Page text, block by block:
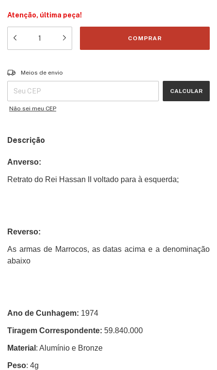
Atenção, última peça!
Entregas para o CEP:
Meios de envio
CALCULAR
Não sei meu CEP
Descrição
Anverso:
Retrato do Rei Hassan II voltado para à esquerda;
Reverso:
As armas de Marrocos, as datas acima e a denominação
abaixo
Ano de Cunhagem: 1974
Tiragem Correspondente: 59.840.000
Material : Alumínio e Bronze
Peso: 4g